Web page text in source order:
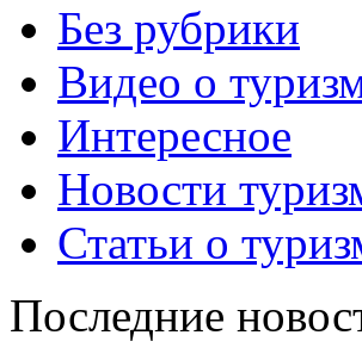
Без рубрики
Видео о
Интересное
Новости
Статьи о
Последние